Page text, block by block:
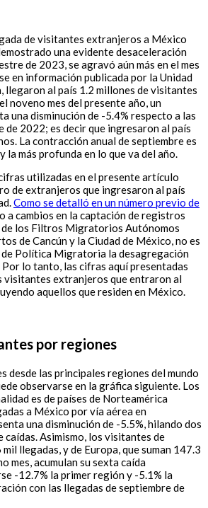
de visitantes extranjeros a México
una evidente desaceleración
de 2023, se agravó aún más en el mes
en información publicada por la Unidad
al país 1.2 millones de visitantes
noveno mes del presente año, un
una disminución de -5.4% respecto a las
de 2022; es decir que ingresaron al país
La contracción anual de septiembre es
la más profunda en lo que va del año.
utilizadas en el presente artículo
de extranjeros que ingresaron al país
Como se detalló en un número previo de
a cambios en la captación de registros
de los Filtros Migratorios Autónomos
de Cancún y la Ciudad de México, no es
de Política Migratoria la desagregación
lo tanto, las cifras aquí presentadas
visitantes extranjeros que entraron al
aquellos que residen en México.
por regiones
desde las principales regiones del mundo
observarse en la gráfica siguiente. Los
es de países de Norteamérica
a México por vía aérea en
una disminución de -5.5%, hilando dos
caídas. Asimismo, los visitantes de
llegadas, y de Europa, que suman 147.3
mes, acumulan su sexta caída
-12.7% la primer región y -5.1% la
con las llegadas de septiembre de